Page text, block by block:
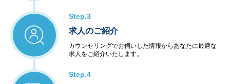
Step.3
求人のご紹介
カウンセリングでお伺いした情報からあなたに最適な
求人をご紹介いたします。
Step.4